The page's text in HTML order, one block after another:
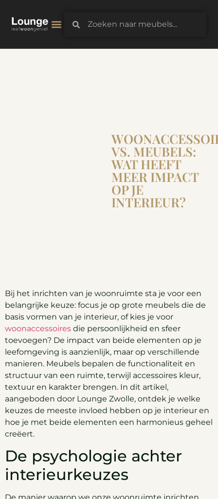
VS. MEUBELS:
WAT HEEFT
MEER IMPACT
OP JE
INTERIEUR?
Bij het inrichten van je woonruimte sta je voor een
belangrijke keuze: focus je op grote meubels die de
basis vormen van je interieur, of kies je voor
woonaccessoires die persoonlijkheid en sfeer
toevoegen? De impact van beide elementen op je
leefomgeving is aanzienlijk, maar op verschillende
manieren. Meubels bepalen de functionaliteit en
structuur van een ruimte, terwijl accessoires kleur,
textuur en karakter brengen. In dit artikel,
aangeboden door Lounge Zwolle, ontdek je welke
keuzes de meeste invloed hebben op je interieur en
hoe je met beide elementen een harmonieus geheel
creëert.
De psychologie achter
interieurkeuzes